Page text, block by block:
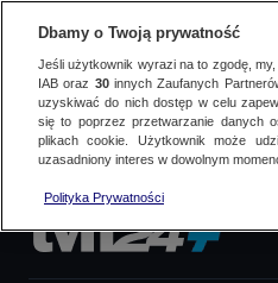
Dbamy o Twoją prywatność
Jeśli użytkownik wyrazi na to zgodę,
IAB oraz 30innych Zaufanych
uzyskiwać do nich dostęp w celu
się to poprzez przetwarzanie danych
plikach cookie. Użytkownik może
uzasadniony interes w dowolnym
Polityka Prywatności